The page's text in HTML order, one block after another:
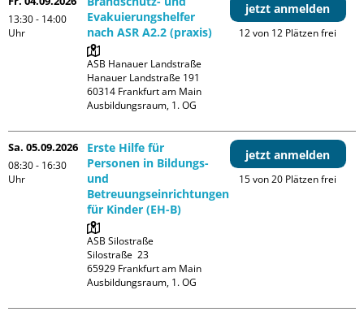
13:30 - 14:00
Uhr
Evakuierungshelfer
nach ASR A2.2 (praxis)
ASB Hanauer Landstraße
Hanauer Landstraße 191
60314 Frankfurt am Main
Ausbildungsraum, 1. OG
jetzt anmelden
12 von 12 Plätzen frei
Sa. 05.09.2026
08:30 - 16:30
Uhr
Erste Hilfe für
Personen in Bildungs-
und
Betreuungseinrichtungen
für Kinder (EH-B)
ASB Silostraße
Silostraße  23
65929 Frankfurt am Main
Ausbildungsraum, 1. OG
jetzt anmelden
15 von 20 Plätzen frei